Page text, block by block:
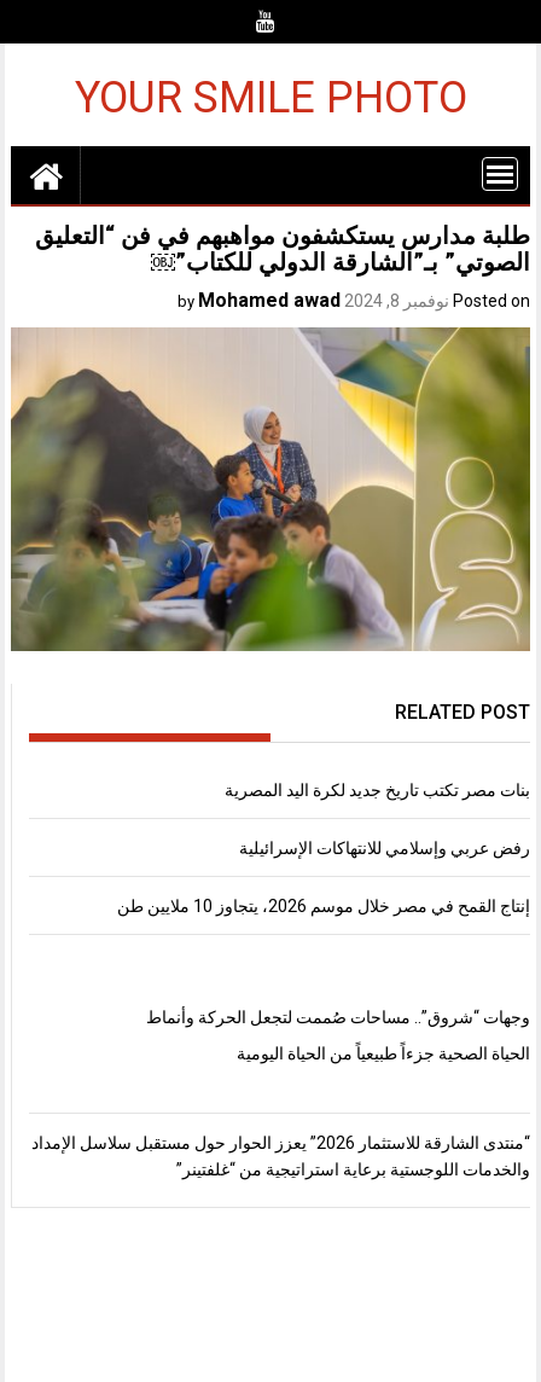
YOUR SMILE PHOTO
طلبة مدارس يستكشفون مواهبهم في فن “التعليق
الصوتي” بـ”الشارقة الدولي للكتاب”￼
Posted on نوفمبر 8, 2024 Mohamed awad
RELATED POST
بنات مصر تكتب تاريخ جديد لكرة اليد المصرية
رفض عربي وإسلامي للانتهاكات الإسرائيلية
إنتاج القمح في مصر خلال موسم 2026، يتجاوز 10 ملايين طن
وجهات “شروق”.. مساحات صُممت لتجعل الحركة وأنماط
الحياة الصحية جزءاً طبيعياً من الحياة اليومية
“منتدى الشارقة للاستثمار 2026” يعزز الحوار حول مستقبل سلاسل الإمداد
والخدمات اللوجستية برعاية استراتيجية من “غلفتينر”